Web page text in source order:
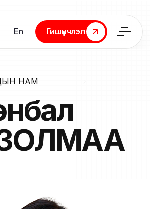
En
Гишүүнчлэл
Гишүүнчлэл
НАМ